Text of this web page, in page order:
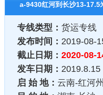
a-9430红河到长沙13-17.5
专线类型： 货运专线
发布时间： 2019-08-
截止日期： 2020-08-
发车日期： 2019.8.15
启 始 地： 云南-红河